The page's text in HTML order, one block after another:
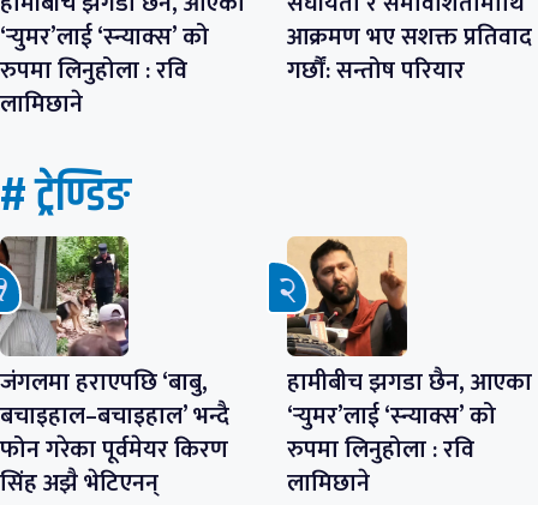
‘र्‍युमर’लाई ‘स्न्याक्स’ को
रुपमा लिनुहोला : रवि
लामिछाने
आक्रमण भए सशक्त प्रतिवाद
गर्छौं: सन्तोष परियार
# ट्रेण्डिङ
जंगलमा हराएपछि ‘बाबु,
बचाइहाल–बचाइहाल’ भन्दै
फोन गरेका पूर्वमेयर किरण
सिंह अझै भेटिएनन्
हामीबीच झगडा छैन, आएका
‘र्‍युमर’लाई ‘स्न्याक्स’ को
रुपमा लिनुहोला : रवि
लामिछाने